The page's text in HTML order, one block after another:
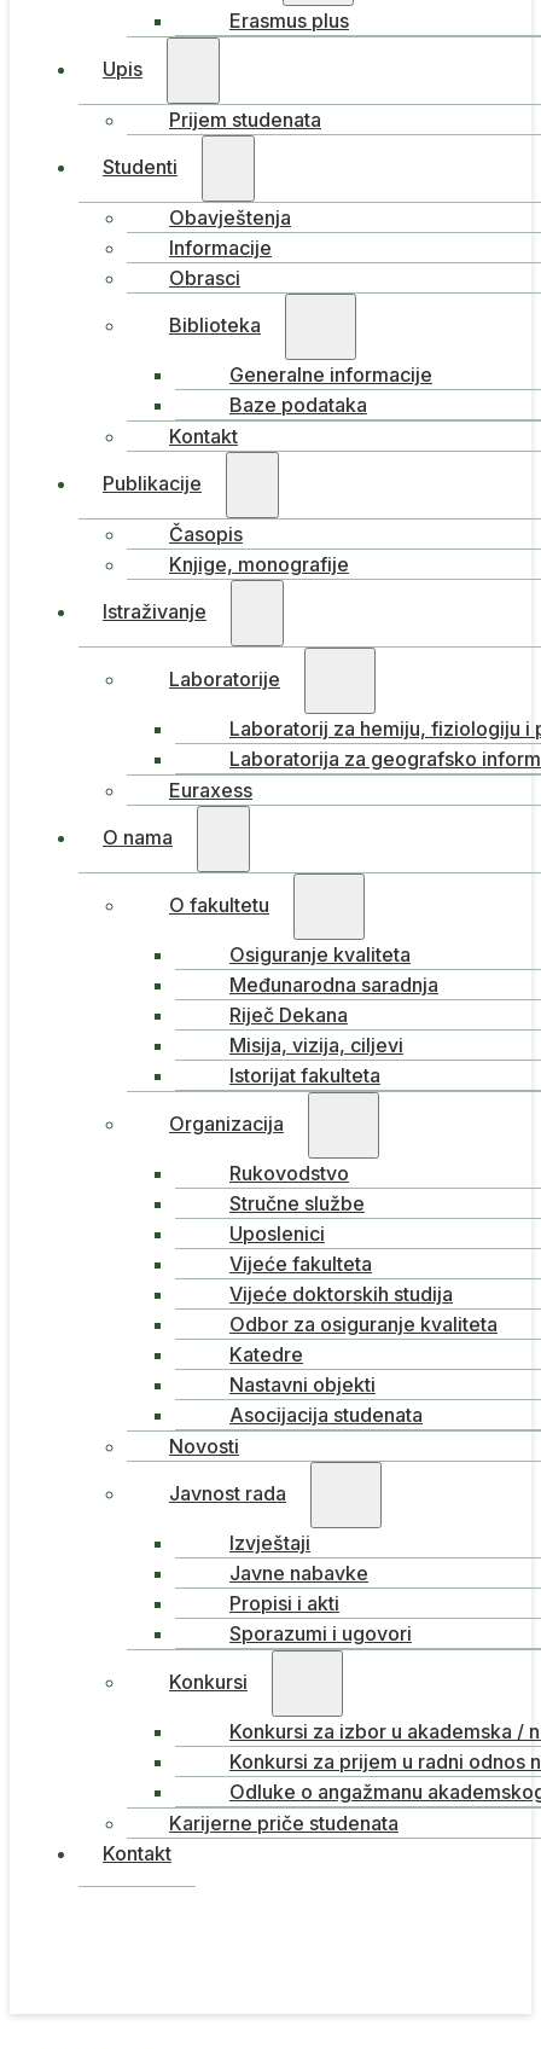
Erasmus plus
Upis
Prijem studenata
Studenti
Obavještenja
Informacije
Obrasci
Biblioteka
Generalne informacije
Baze podataka
Kontakt
Publikacije
Časopis
Knjige, monografije
Istraživanje
Laboratorije
Laboratorij za hemiju, fiziologiju i
Laboratorija za geografsko
Euraxess
O nama
O fakultetu
Osiguranje kvaliteta
Međunarodna saradnja
Riječ Dekana
Misija, vizija, ciljevi
Istorijat fakulteta
Organizacija
Rukovodstvo
Stručne službe
Uposlenici
Vijeće fakulteta
Vijeće doktorskih studija
Odbor za osiguranje kvaliteta
Katedre
Nastavni objekti
Asocijacija studenata
Novosti
Javnost rada
Izvještaji
Javne nabavke
Propisi i akti
Sporazumi i ugovori
Konkursi
Konkursi za izbor u akademska /
Konkursi za prijem u radni odnos
Odluke o angažmanu
Karijerne priče studenata
Kontakt